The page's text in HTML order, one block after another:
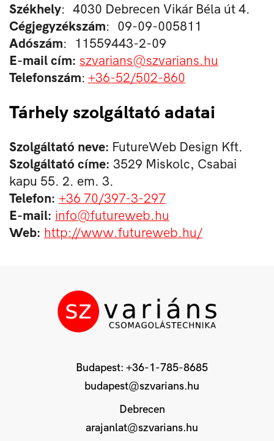
Székhely: 4030 Debrecen Vikár Béla út 4.
Cégjegyzékszám: 09-09-005811
Adószám: 11559443-2-09
E-mail cím: szvarians@szvarians.hu
Telefonszám: +36-52/502-860
Tárhely szolgáltató adatai
Szolgáltató neve: FutureWeb Design Kft.
Szolgáltató címe: 3529 Miskolc, Csabai
kapu 55. 2. em. 3.
Telefon: +36 70/397-3-297
E-mail: info@futureweb.hu
Web: http://www.futureweb.hu/
Budapest: +36-1-785-8685
budapest@szvarians.hu
Debrecen
arajanlat@szvarians.hu